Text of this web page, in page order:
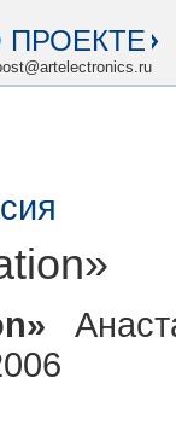
ПРОЕКТЕ